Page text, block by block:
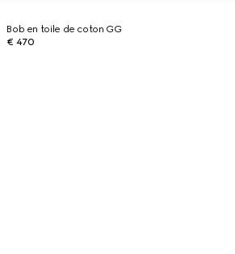
Bob en toile de coton GG
€ 470